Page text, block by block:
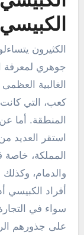
الكثيرون
جوهري لمعرفة
الغالبية
كعب، التي
المنطقة. أما
استقر العديد
المملكة،
والدمام،
أفراد الكبيسي
سواء في
على جذورهم